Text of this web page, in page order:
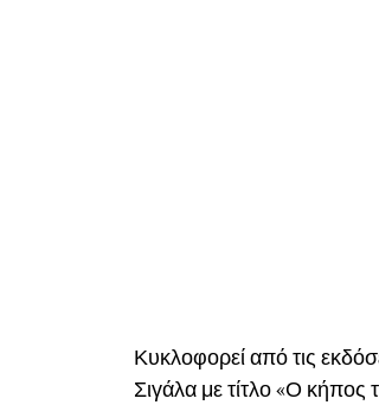
Κυκλοφορεί από τις
Σιγάλα με τίτλο «Ο